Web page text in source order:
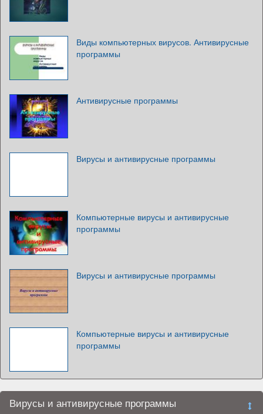
Виды компьютерных вирусов. Антивирусные
программы
Антивирусные программы
Вирусы и антивирусные программы
Компьютерные вирусы и антивирусные
программы
Вирусы и антивирусные программы
Компьютерные вирусы и антивирусные
программы
Вирусы и антивирусные программы